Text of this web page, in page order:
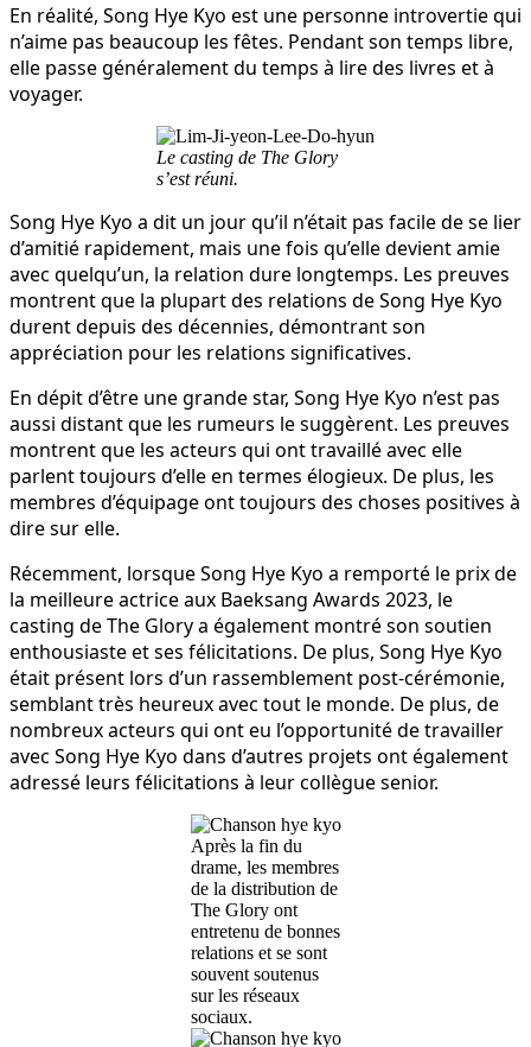
En réalité, Song Hye Kyo est une personne introvertie qui
n’aime pas beaucoup les fêtes. Pendant son temps libre,
elle passe généralement du temps à lire des livres et à
voyager.
Le casting de The Glory
s’est réuni.
Song Hye Kyo a dit un jour qu’il n’était pas facile de se lier
d’amitié rapidement, mais une fois qu’elle devient amie
avec quelqu’un, la relation dure longtemps. Les preuves
montrent que la plupart des relations de Song Hye Kyo
durent depuis des décennies, démontrant son
appréciation pour les relations significatives.
En dépit d’être une grande star, Song Hye Kyo n’est pas
aussi distant que les rumeurs le suggèrent. Les preuves
montrent que les acteurs qui ont travaillé avec elle
parlent toujours d’elle en termes élogieux. De plus, les
membres d’équipage ont toujours des choses positives à
dire sur elle.
Récemment, lorsque Song Hye Kyo a remporté le prix de
la meilleure actrice aux Baeksang Awards 2023, le
casting de The Glory a également montré son soutien
enthousiaste et ses félicitations. De plus, Song Hye Kyo
était présent lors d’un rassemblement post-cérémonie,
semblant très heureux avec tout le monde. De plus, de
nombreux acteurs qui ont eu l’opportunité de travailler
avec Song Hye Kyo dans d’autres projets ont également
adressé leurs félicitations à leur collègue senior.
Après la fin du
drame, les membres
de la distribution de
The Glory ont
entretenu de bonnes
relations et se sont
souvent soutenus
sur les réseaux
sociaux.